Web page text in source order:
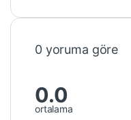
0 yoruma göre
0.0
ortalama